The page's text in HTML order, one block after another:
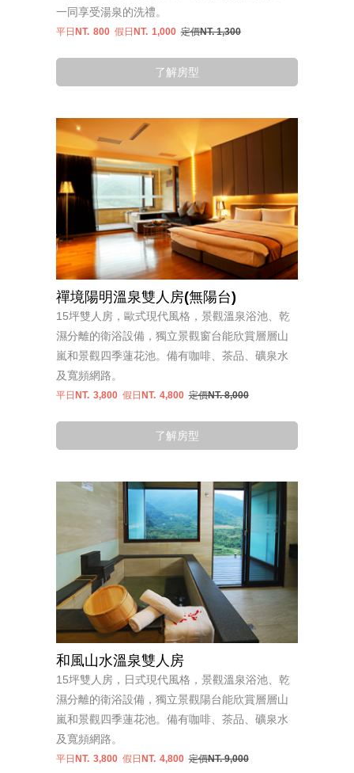
一同享受湯泉的洗禮。
平日NT. 800 假日NT. 1,000定價NT. 1,300
了解房型
禪境陽明溫泉雙人房(無陽台)
15坪雙人房，歐式現代風格，景觀溫泉浴池、乾
濕分離的衛浴設備，獨立景觀窗台能欣賞層層山
嵐和景觀四季蓮花池。備有咖啡、茶品、礦泉水
及寬頻網路。
平日NT. 3,800 假日NT. 4,800定價NT. 8,000
了解房型
和風山水溫泉雙人房
15坪雙人房，日式現代風格，景觀溫泉浴池、乾
濕分離的衛浴設備，獨立景觀陽台能欣賞層層山
嵐和景觀四季蓮花池。備有咖啡、茶品、礦泉水
及寬頻網路。
平日NT. 3,800 假日NT. 4,800定價NT. 9,000